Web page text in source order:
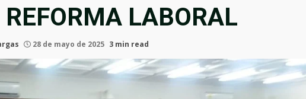
REFORMA LABORAL
28 de mayo de 2025 3 min read